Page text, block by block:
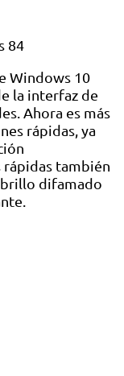
84
Windows 10
la interfaz de
Ahora es más
rápidas, ya
rápidas también
brillo difamado